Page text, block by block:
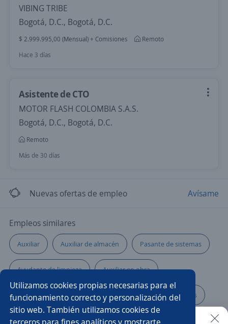
Utilizamos cookies propias necesarias para el
funcionamiento correcto y personalización del
sitio web. También utilizamos cookies de
VIBING TRIBE
Bogotá, D.C., Bogotá, D.C.
$ 2.999.995,00 (Mensual) + Comisiones
Remoto
Hace 3 días
Asistente de CTO
MOTOR FLASH COLOMBIA S.A.S.
Bogotá, D.C., Bogotá, D.C.
Remoto
Más de 30 días
Nuevas ofertas de empleo Avísame
Empleos similares
Auxiliar Auxiliar de almacén Pasante de sistemas
Ayudante de limpieza Auxiliar en obra
Auxiliar de seguridad Ayudante de servicios generales
Auxiliar de contratación Auxiliar de metalmecánica